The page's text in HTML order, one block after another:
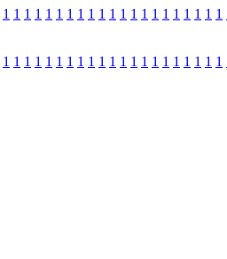
1 1 1 1 1 1 1 1 1 1 1 1 1 1 1 1 1 1 1 1 1
1 1 1 1 1 1 1 1 1 1 1 1 1 1 1 1 1 1 1 1 1